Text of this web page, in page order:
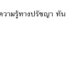
ามรู้ทางปรัชญา ทัน